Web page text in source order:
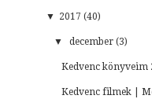
▼ 2017 (40)
▼ december (3)
Kedvenc könyveim
Kedvenc filmek |